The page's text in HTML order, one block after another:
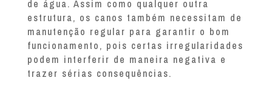
de água. Assim como qualquer outra
estrutura, os canos também necessitam de
manutenção regular para garantir o bom
funcionamento, pois certas irregularidades
podem interferir de maneira negativa e
trazer sérias consequências.